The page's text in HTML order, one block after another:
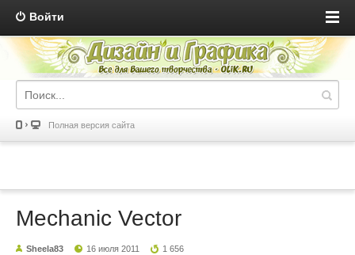
Войти
Полная версия сайта
Mechanic Vector
Sheela83 16 июля 2011 1 656